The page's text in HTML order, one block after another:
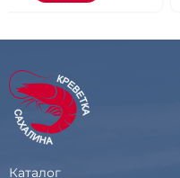
Каталог